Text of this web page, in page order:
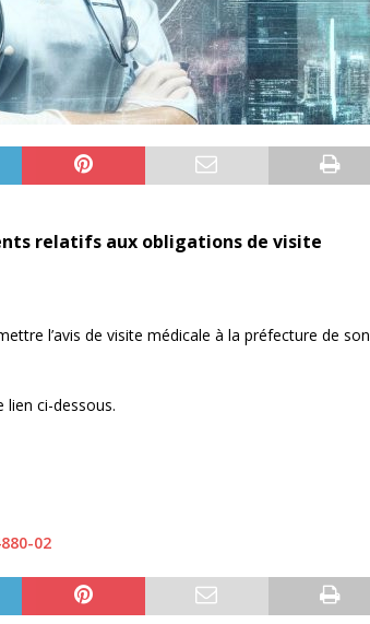
relatifs aux obligations de visite
l’avis de visite médicale à la préfecture de son
lien ci-dessous.
02